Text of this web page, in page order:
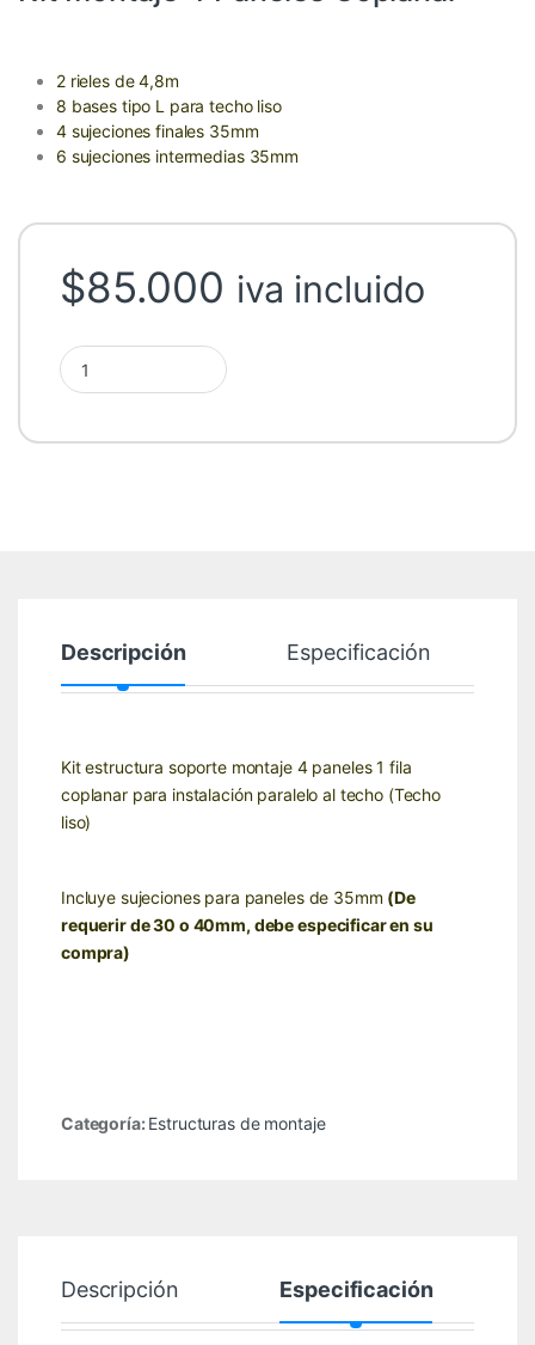
2 rieles de 4,8m
8 bases tipo L para techo liso
4 sujeciones finales 35mm
6 sujeciones intermedias 35mm
$85.000 iva incluido
Kit Montaje 4 Paneles Coplanar quantity
Descripción Especificación
Kit estructura soporte montaje 4 paneles 1 fila
coplanar para instalación paralelo al techo (Techo
liso)
Incluye sujeciones para paneles de 35mm (De
requerir de 30 o 40mm, debe especificar en su
compra)
Categoría: Estructuras de montaje
Descripción Especificación